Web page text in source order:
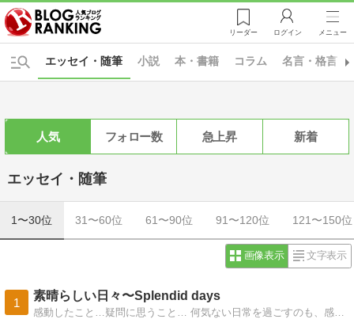
リーダー ログイン メニュー
小説 本・書籍
エッセイ・随筆 コラム 名言・格言・
人気 フォロー数 急上昇 新着
エッセイ・随筆
1〜30位 31〜60位 61〜90位 91〜120位 121〜150位
画像表示 文字表示
1
素晴らしい日々〜Splendid days
感動したこと…疑問に思うこと… 何気ない日常を過ごすのも、感謝に満ちた日々を過ごすのも自分次第…